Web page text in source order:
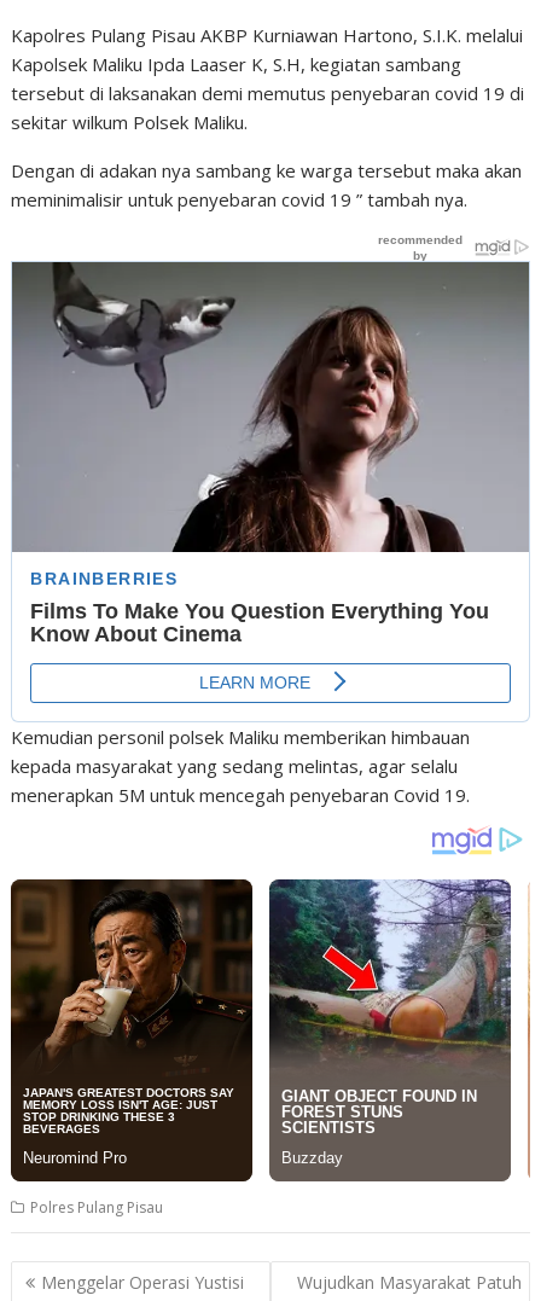
Kapolres Pulang Pisau AKBP Kurniawan Hartono, S.I.K. melalui
Kapolsek Maliku Ipda Laaser K, S.H, kegiatan sambang
tersebut di laksanakan demi memutus penyebaran covid 19 di
sekitar wilkum Polsek Maliku.
Dengan di adakan nya sambang ke warga tersebut maka akan
meminimalisir untuk penyebaran covid 19 ” tambah nya.
Kemudian personil polsek Maliku memberikan himbauan
kepada masyarakat yang sedang melintas, agar selalu
menerapkan 5M untuk mencegah penyebaran Covid 19.
Polres Pulang Pisau
Post
Menggelar Operasi Yustisi
Wujudkan Masyarakat Patuh